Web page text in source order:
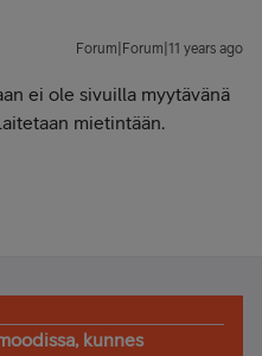
Forum|Forum|11 years ago
ei ole sivuilla myytävänä
mietintään.
kunnes